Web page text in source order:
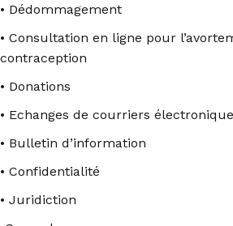
• Dédommagement
• Consultation en ligne pour
contraception
• Donations
• Echanges de courriers
• Bulletin d’information
• Confidentialité
• Juridiction